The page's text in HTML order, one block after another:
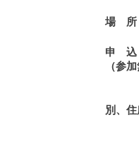
場 所
申 込
（参
お
別、住
保